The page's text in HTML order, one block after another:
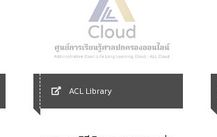
ACL Library